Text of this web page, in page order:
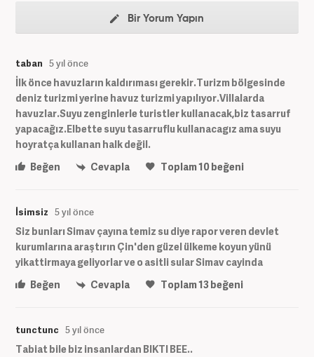
Bir Yorum Yapın
taban 5 yıl önce
İlk önce havuzların kaldırıması gerekir.Turizm bölgesinde
deniz turizmi yerine havuz turizmi yapılıyor.Villalarda
havuzlar.Suyu zenginlerle turistler kullanacak,biz tasarruf
yapacağız.Elbette suyu tasarruflu kullanacagız ama suyu
hoyratça kullanan halk değil.
Beğen
Cevapla Toplam10beğeni
İsimsiz 5 yıl önce
Siz bunları Simav çayına temiz su diye rapor veren devlet
kurumlarına araştırın Çin'den güzel ülkeme koyun yünü
yikattirmaya geliyorlar ve o asitli sular Simav cayinda
Beğen
Cevapla Toplam13beğeni
tunctunc 5 yıl önce
Tabiat bile biz insanlardan BIKTI BEE..